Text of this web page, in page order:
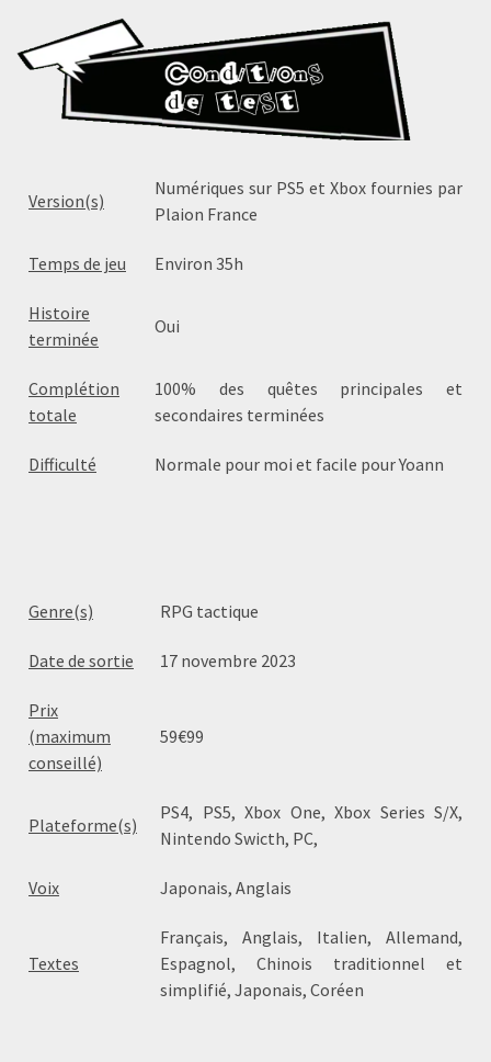
Version(s)
Numériques sur PS5 et Xbox fournies par
Plaion France
Temps de jeu Environ 35h
Histoire
terminée
Oui
Complétion
totale
100% des quêtes principales et
secondaires terminées
Difficulté Normale pour moi et facile pour Yoann
Genre(s) RPG tactique
Date de sortie 17 novembre 2023
Prix
(maximum
conseillé)
59€99
Plateforme(s)
PS4, PS5, Xbox One, Xbox Series S/X,
Nintendo Swicth, PC,
Voix Japonais, Anglais
Textes
Français, Anglais, Italien, Allemand,
Espagnol, Chinois traditionnel et
simplifié, Japonais, Coréen